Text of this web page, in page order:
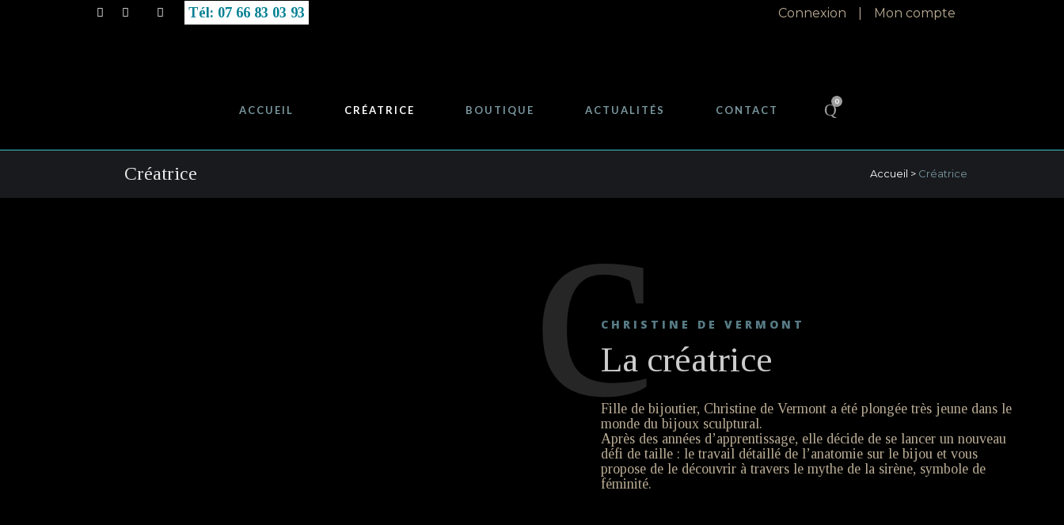
Tél: 07 66 83 03 93 Connexion Mon compte
ACCUEIL CRÉATRICE BOUTIQUE ACTUALITÉS CONTACT
0
Créatrice Accueil > Créatrice
cCHRISTINE DE VERMONT
La créatrice
Fille de bijoutier, Christine de Vermont a été plongée très jeune dans le
monde du bijoux sculptural.
Après des années d’apprentissage, elle décide de se lancer un nouveau
défi de taille : le travail détaillé de l’anatomie sur le bijou et vous
propose de le découvrir à travers le mythe de la sirène, symbole de
féminité.